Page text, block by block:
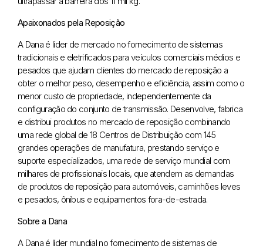
Apaixonados pela Reposição
A Dana é líder de mercado no fornecimento de sistemas
tradicionais e eletrificados para veículos comerciais médios e
pesados que ajudam clientes do mercado de reposição a
obter o melhor peso, desempenho e eficiência, assim como o
menor custo de propriedade, independentemente da
configuração do conjunto de transmissão. Desenvolve, fabrica
e distribui produtos no mercado de reposição combinando
uma rede global de 18 Centros de Distribuição com 145
grandes operações de manufatura, prestando serviço e
suporte especializados, uma rede de serviço mundial com
milhares de profissionais locais, que atendem as demandas
de produtos de reposição para automóveis, caminhões leves
e pesados, ônibus e equipamentos fora-de-estrada.
Sobre a Dana
A Dana é líder mundial no fornecimento de sistemas de